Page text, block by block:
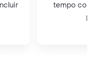
tempo como